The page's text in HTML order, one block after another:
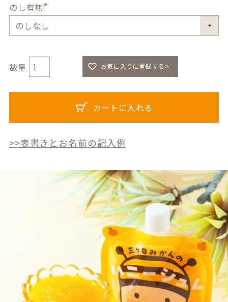
のし有無
(
必
須
お気に入りに登録する>
カートに入れる
>>表書きとお名前の記入例